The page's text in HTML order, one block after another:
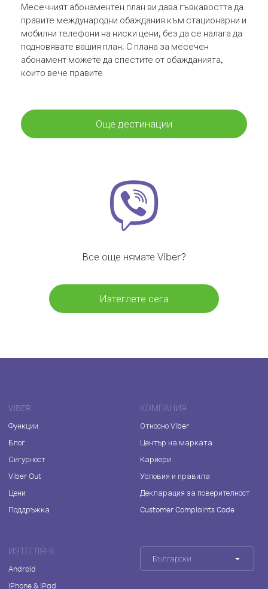
Месечният абонаментен план ви дава гъвкавостта да
правите международни обаждания към стационарни и
мобилни телефони на ниски цени, без да се налага да
подновявате вашия план. С плана за месечен
абонамент можете да спестите от обажданията,
които вече правите
Още дестинации
Все още нямате Viber?
Изтеглете сега
VIBER
Функции
Блог
Сигурност
Viber Out
Цени
Поддръжка
КОМПАНИЯ
Относно Viber
Център на марката
Кариери
Условия и правила
Декларация за поверителност
Customer Complaints Code
ИЗТЕГЛЯНЕ
Android
iPhone & iPad
Български